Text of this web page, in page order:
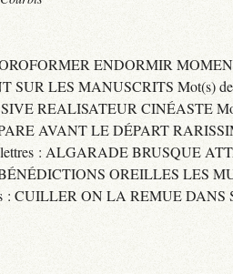
ENDORMIR
SUR LES MANUSCRITS Mot(s) de
REALISATEUR CINÉASTE
AVANT LE DÉPART
: ALGARADE BRUSQUE
OREILLES LES
: CUILLER ON LA REMUE DANS